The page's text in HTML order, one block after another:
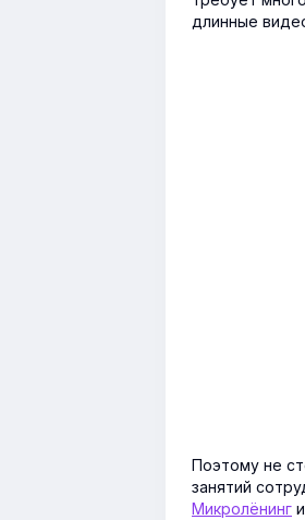
длинные
Поэтому не
занятий
Микролёнинг